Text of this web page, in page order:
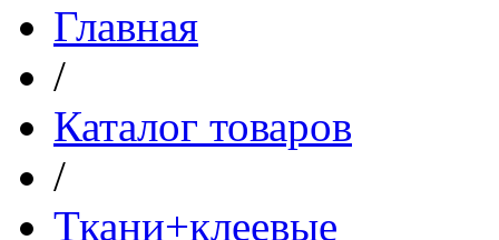
Главная
/
Каталог товаров
/
Ткани+клеевые